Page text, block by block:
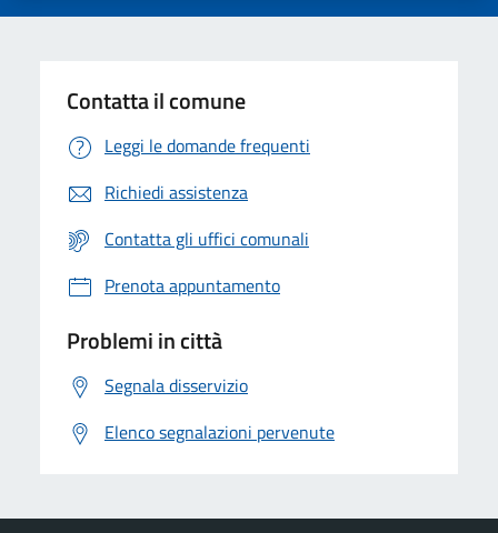
Contatta il comune
Leggi le domande frequenti
Richiedi assistenza
Contatta gli uffici comunali
Prenota appuntamento
Problemi in città
Segnala disservizio
Elenco segnalazioni pervenute